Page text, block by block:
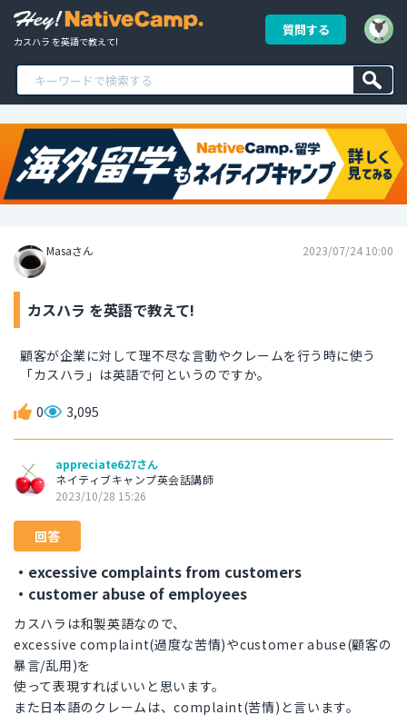
カスハラ を英語で教えて!
質問する
Masaさん 2023/07/24 10:00
カスハラ を英語で教えて!
顧客が企業に対して理不尽な言動やクレームを行う時に使う
「カスハラ」は英語で何というのですか。
0 3,095
appreciate627さん
ネイティブキャンプ英会話講師
2023/10/28 15:26
回答
・excessive complaints from customers
・customer abuse of employees
カスハラは和製英語なので、
excessive complaint(過度な苦情)やcustomer abuse(顧客の
暴言/乱用)を
使って表現すればいいと思います。
また日本語のクレームは、complaint(苦情)と言います。